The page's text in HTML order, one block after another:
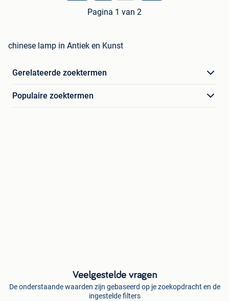
Pagina 1 van 2
chinese lamp in Antiek en Kunst
Gerelateerde zoektermen
Populaire zoektermen
Veelgestelde vragen
De onderstaande waarden zijn gebaseerd op je zoekopdracht en de
ingestelde filters